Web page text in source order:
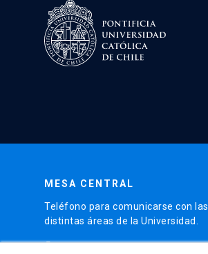
MESA CENTRAL
Teléfono para comunicarse con las
distintas áreas de la Universidad.
phone